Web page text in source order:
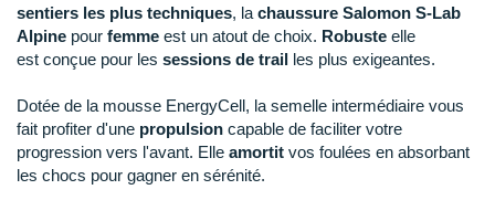
sentiers les plus techniques, la chaussure Salomon S-Lab
Alpine pour femme est un atout de choix. Robuste elle
est conçue pour les sessions de trail les plus exigeantes.
Dotée de la mousse EnergyCell, la semelle intermédiaire vous
fait profiter d'une propulsion capable de faciliter votre
progression vers l'avant. Elle amortit vos foulées en absorbant
les chocs pour gagner en sérénité.
PAR MARQUES
DÉSTOCKAGE
+ Voir tous lesaccessoires
Nike
Odlo
On-Running